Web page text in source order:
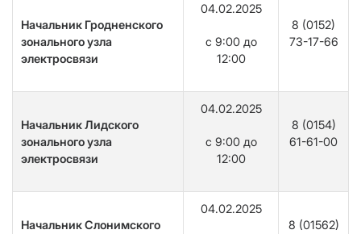
Начальник Гродненского
зонального узла
электросвязи
04.02.2025
с 9:00 до
12:00
8 (0152)
73-17-66
Начальник Лидского
зонального узла
электросвязи
04.02.2025
с 9:00 до
12:00
8 (0154)
61-61-00
Начальник Слонимского
04.02.2025
8 (01562)